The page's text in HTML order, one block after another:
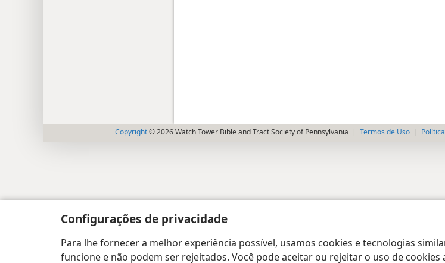
Configurações de privacidade
Para lhe fornecer a melhor experiência possível, usamos cookies e tecnologias
funcione e não podem ser rejeitados. Você pode aceitar ou rejeitar o uso de
Copyright© 2026 Watch Tower Bible and Tract Society of Pennsylvania Termos de Uso